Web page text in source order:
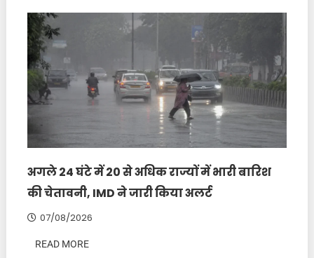
अगले 24 घंटे में 20 से अधिक राज्यों में भारी बारिश
की चेतावनी, IMD ने जारी किया अलर्ट
07/08/2026
READ MORE